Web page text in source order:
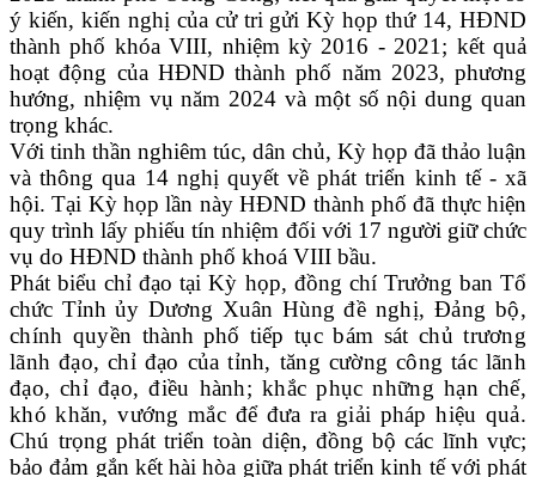
ý kiến, kiến nghị của cử tri gửi Kỳ họp thứ 14, HĐND
thành phố khóa VIII, nhiệm kỳ 2016 - 2021; kết quả
hoạt động của HĐND thành phố năm 2023, phương
hướng, nhiệm vụ năm 2024 và một số nội dung quan
trọng khác.
Với tinh thần nghiêm túc, dân chủ, Kỳ họp đã thảo luận
và thông qua 14 nghị quyết về phát triển kinh tế - xã
hội. Tại Kỳ họp lần này HĐND thành phố đã thực hiện
quy trình lấy phiếu tín nhiệm đối với 17 người giữ chức
vụ do HĐND thành phố khoá VIII bầu.
Phát biểu chỉ đạo tại Kỳ họp, đồng chí Trưởng ban Tổ
chức Tỉnh ủy Dương Xuân Hùngđề nghị, Đảng bộ,
chính quyền thành phố tiếp tục bám sát chủ trương
lãnh đạo, chỉ đạo của tỉnh, tăng cường công tác lãnh
đạo, chỉ đạo, điều hành; khắc phục những hạn chế,
khó khăn, vướng mắc để đưa ra giải pháp hiệu quả.
Chú trọng phát triển toàn diện, đồng bộ các lĩnh vực;
bảo đảm gắn kết hài hòa giữa phát triển kinh tế với phát